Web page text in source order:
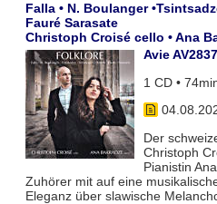
Falla • N. Boulanger
Fauré Sarasate
Christoph Croisé cello • Ana
Avie AV2837
1 CD •
Der
Christoph
Pianistin
Zuhörer mit auf eine
Eleganz über slawische